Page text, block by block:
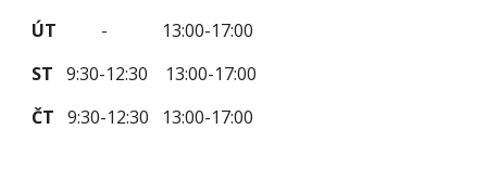
ÚT
- 13:00-17:00
ST 9:30-12:30
13:00-17:00
ČT
9:30-12:30 13:00-17:00